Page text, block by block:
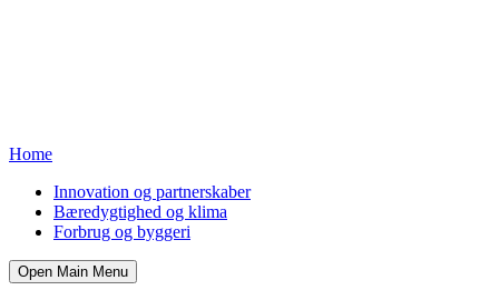
Home
Innovation og partnerskaber
Bæredygtighed og klima
Forbrug og byggeri
Open Main Menu